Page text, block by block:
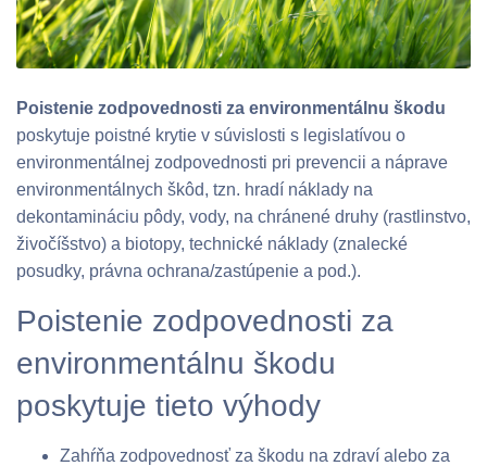
Poistenie zodpovednosti za environmentálnu škodu
poskytuje poistné krytie v súvislosti s legislatívou o
environmentálnej zodpovednosti pri prevencii a náprave
environmentálnych škôd, tzn. hradí náklady na
dekontamináciu pôdy, vody, na chránené druhy (rastlinstvo,
živočíšstvo) a biotopy, technické náklady (znalecké
posudky, právna ochrana/zastúpenie a pod.).
Poistenie zodpovednosti za
environmentálnu škodu
poskytuje tieto výhody
Zahŕňa zodpovednosť za škodu na zdraví alebo za